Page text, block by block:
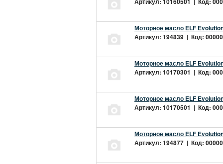
Моторное масло ELF
Артикул: 194839 | Код:
Моторное масло ELF
Артикул: 10170301 | Код:
Моторное масло ELF
Артикул: 10170501 | Код:
Моторное масло ELF
Артикул: 194877 | Код: